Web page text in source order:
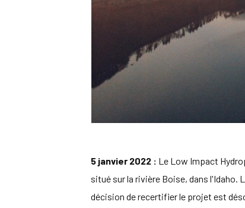
5 janvier 2022 : Le Low Impact
situé sur la rivière Boise, dans l'Idaho.
décision de recertifier le projet est